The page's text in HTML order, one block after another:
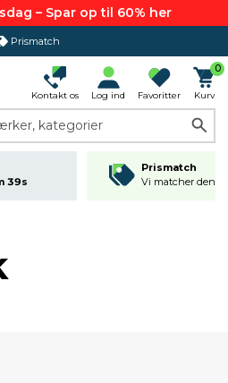
– Spar op til 60% her
Prismatch
Kontakt os Log ind Favoritter
0
Kurv
kategorier
39s
Prismatch
Vi matcher den